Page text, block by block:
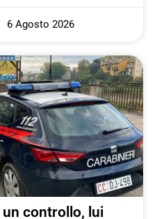
6 Agosto 2026
controllo, lui